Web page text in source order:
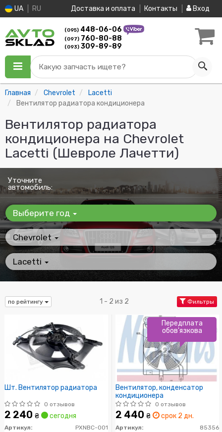
UA RU Доставка и оплата Контакты Вход
(095) 448-06-06
(097) 760-80-88
(093) 309-89-89
Какую запчасть ищете?
Главная Chevrolet
Lacetti
Вентилятор радиатора кондиционера
Вентилятор радиатора
кондиционера на Chevrolet
Lacetti (Шевроле Лачетти)
Уточните
автомобиль:
Выберите год
Chevrolet
Lacetti
по рейтингу 1 - 2 из 2 Фильтры
Шт. Вентилятор радиатора
0 отзывов
2 240 ₴ сегодня
Артикул:
PXNBC-001
Вентилятор, конденсатор
кондиционера
0 отзывов
2 440 ₴ срок 2 дн.
Артикул:
85356
Передплата
обов'язкова